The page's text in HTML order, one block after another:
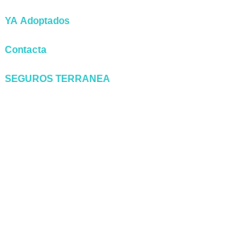
YA Adoptados
Contacta
SEGUROS TERRANEA